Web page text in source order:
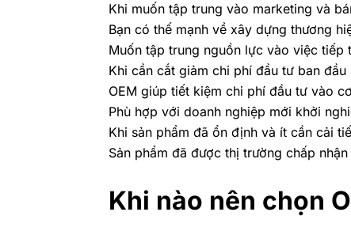
Khi muốn tập trung vào marketing và
Bạn có thế mạnh về xây dựng thương
Muốn tập trung nguồn lực vào việc tiếp
Khi cần cắt giảm chi phí đầu tư ban đầu
OEM giúp tiết kiệm chi phí đầu tư vào
Phù hợp với doanh nghiệp mới khởi
Khi sản phẩm đã ổn định và ít cần cải
Sản phẩm đã được thị trường chấp
Khi nào nên chọn